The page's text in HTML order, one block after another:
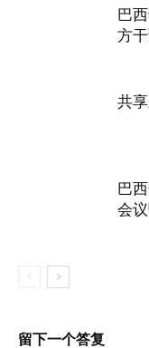
巴
方
共
巴
会
留下一个答复